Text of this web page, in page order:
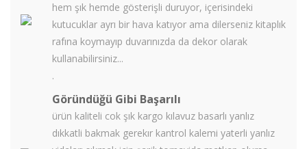
hem şık hemde gösterişli duruyor, içerisindeki
kutucuklar ayrı bir hava katıyor ama dilerseniz kitaplık
rafına koymayıp duvarınızda da dekor olarak
kullanabilirsiniz...
.
Göründüğü Gibi Başarılı
ürün kaliteli cok şık kargo kılavuz basarlı yanlız
dıkkatli bakmak gerekır kantrol kalemi yaterli yanlız